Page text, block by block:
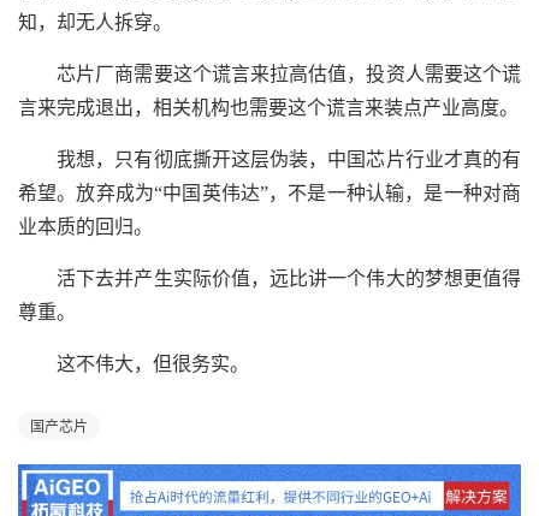
知，却无人拆穿。
芯片厂商需要这个谎言来拉高估值，投资人需要这个谎
言来完成退出，相关机构也需要这个谎言来装点产业高度。
我想，只有彻底撕开这层伪装，中国芯片行业才真的有
希望。放弃成为“中国英伟达”，不是一种认输，是一种对商
业本质的回归。
活下去并产生实际价值，远比讲一个伟大的梦想更值得
尊重。
这不伟大，但很务实。
国产芯片